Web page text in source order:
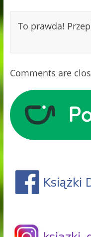
To prawda!
Comments are